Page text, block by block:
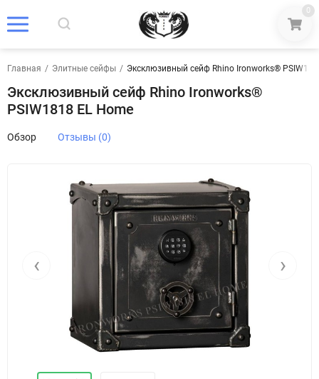
0
Главная / Элитные сейфы / Эксклюзивный сейф Rhino Ironworks®
Эксклюзивный сейф Rhino Ironworks®
PSIW1818 EL Home
Обзор Отзывы (0)
‹ ›